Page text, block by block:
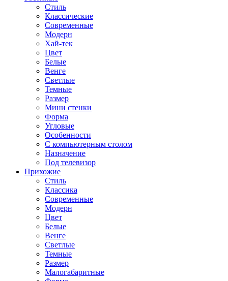
Стиль
Классические
Современные
Модерн
Хай-тек
Цвет
Белые
Венге
Светлые
Темные
Размер
Мини стенки
Форма
Угловые
Особенности
С компьютерным столом
Назначение
Под телевизор
Прихожие
Стиль
Классика
Современные
Модерн
Цвет
Белые
Венге
Светлые
Темные
Размер
Малогабаритные